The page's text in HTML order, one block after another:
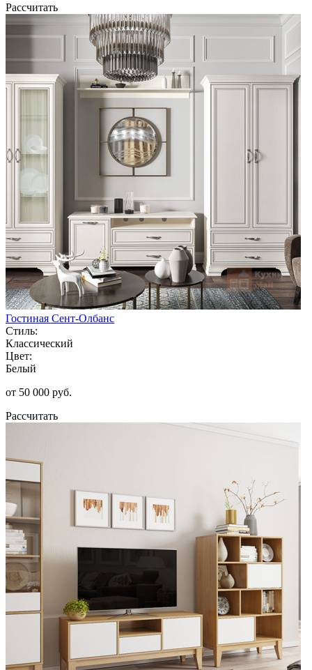
Рассчитать
Гостиная Сент-Олбанс
Стиль:
Классический
Цвет:
Белый
от 50 000 руб.
Рассчитать